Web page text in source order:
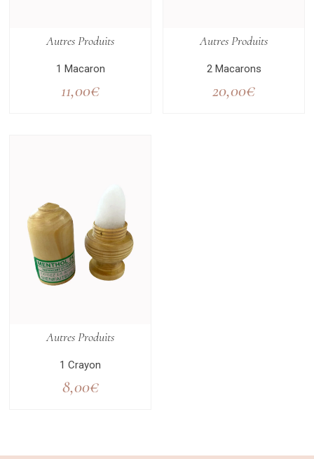
Autres Produits
1 Macaron
11,00€
Autres Produits
2 Macarons
20,00€
Autres Produits
1 Crayon
8,00€